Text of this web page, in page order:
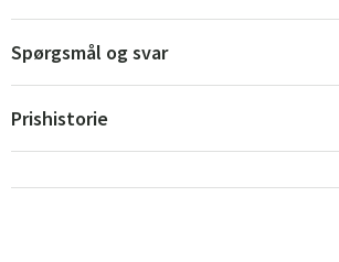
Spørgsmål og svar
Prishistorie